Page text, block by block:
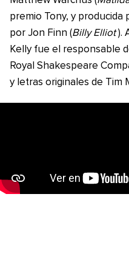
premio Tony, y producida
por Jon Finn (Billy Elliot ).
Kelly fue el responsable
Royal Shakespeare
y letras originales de Tim